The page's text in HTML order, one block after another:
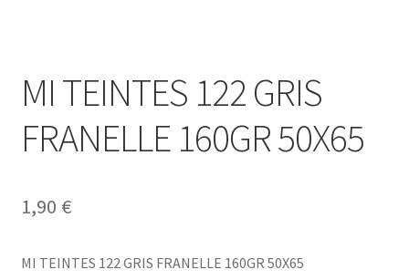
MI TEINTES 122 GRIS
FRANELLE 160GR 50X65
1,90 €
MI TEINTES 122 GRIS FRANELLE 160GR 50X65